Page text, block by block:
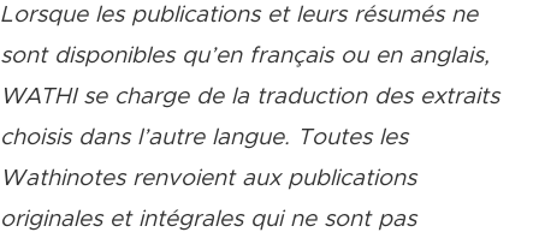
Lorsque les publications et leurs résumés ne
sont disponibles qu’en français ou en anglais,
WATHI se charge de la traduction des extraits
choisis dans l’autre langue. Toutes les
Wathinotes renvoient aux publications
originales et intégrales qui ne sont pas